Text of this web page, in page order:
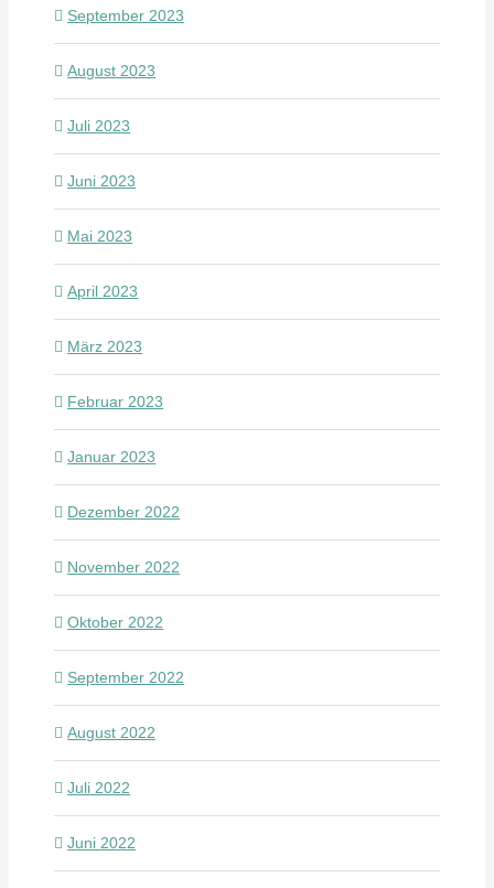
September 2023
August 2023
Juli 2023
Juni 2023
Mai 2023
April 2023
März 2023
Februar 2023
Januar 2023
Dezember 2022
November 2022
Oktober 2022
September 2022
August 2022
Juli 2022
Juni 2022